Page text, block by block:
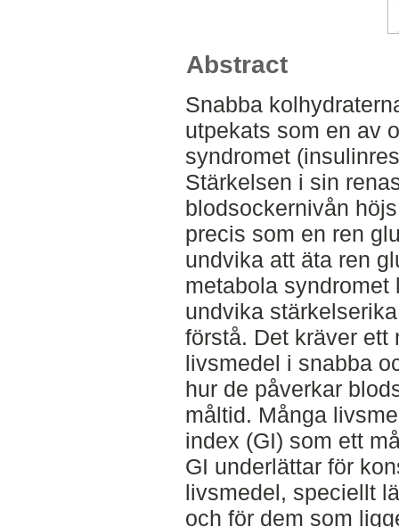
Abstract
Snabba
utpekats som en av
syndromet
Stärkelsen i sin
blodsockernivån
precis som en ren
undvika att äta ren
metabola syndromet
undvika
förstå. Det kräver ett
livsmedel i snabba
hur de påverkar
måltid. Många
index (GI) som ett
GI underlättar för
livsmedel, speciellt
och för dem som